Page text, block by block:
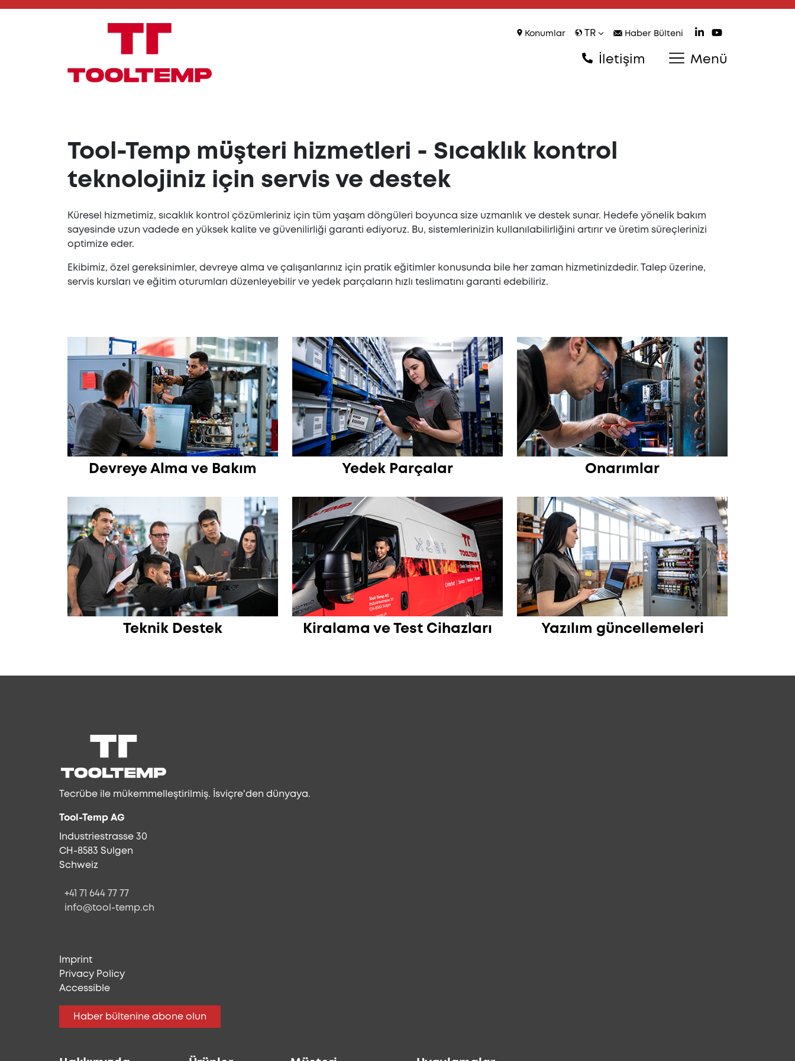
Konumlar TR Haber Bülteni
İletişim Menü
Tool-Temp müşteri hizmetleri - Sıcaklık kontrol
teknolojiniz için servis ve destek
Küresel hizmetimiz, sıcaklık kontrol çözümleriniz için tüm yaşam döngüleri boyunca size uzmanlık ve destek sunar. Hedefe yönelik bakım
sayesinde uzun vadede en yüksek kalite ve güvenilirliği garanti ediyoruz. Bu, sistemlerinizin kullanılabilirliğini artırır ve üretim süreçlerinizi
optimize eder.
Ekibimiz, özel gereksinimler, devreye alma ve çalışanlarınız için pratik eğitimler konusunda bile her zaman hizmetinizdedir. Talep üzerine,
servis kursları ve eğitim oturumları düzenleyebilir ve yedek parçaların hızlı teslimatını garanti edebiliriz.
Devreye Alma ve Bakım Yedek Parçalar Onarımlar
Teknik Destek Kiralama ve Test Cihazları Yazılım güncellemeleri
Tecrübe ile mükemmelleştirilmiş. İsviçre'den dünyaya.
Tool-Temp AG
Industriestrasse 30
CH-8583 Sulgen
Schweiz
+41 71 644 77 77
info@tool-temp.ch
Imprint
Privacy Policy
Accessible
Haber bültenine abone olun